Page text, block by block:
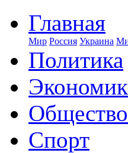
Главная
Мир Россия Украина
Политика
Общество
Спорт